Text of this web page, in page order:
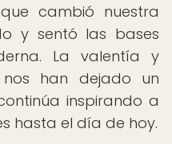
cambió nuestra
y sentó las bases
La valentía y
han dejado un
inspirando a
hasta el día de hoy.